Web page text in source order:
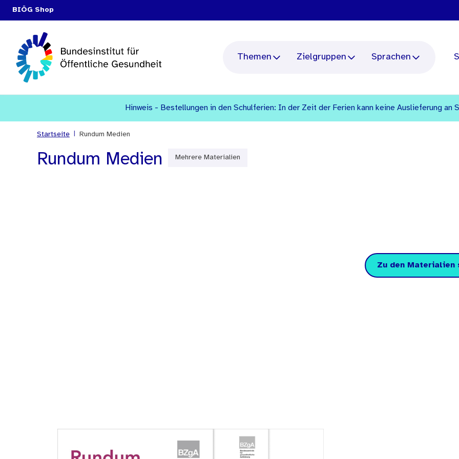
BIÖG Shop
Themen Zielgruppen Sprachen
Hinweis - Bestellungen in den Schulferien: In der Zeit der Ferien kann keine Auslieferung an
Startseite Rundum Medien
Rundum Medien Mehrere Materialien
Zu den Materialien